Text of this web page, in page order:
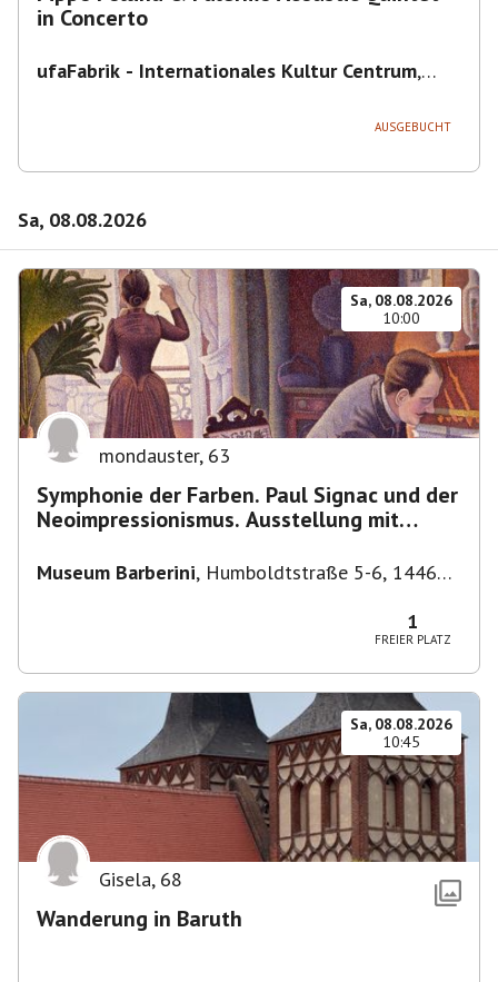
in Concerto
ufaFabrik - Internationales Kultur Centrum,
AUSGEBUCHT
Sa, 08.08.2026
Sa, 08.08.2026
10:00
mondauster, 63
Symphonie der Farben. Paul Signac und der
Neoimpressionismus. Ausstellung mit
Museum Barberini, Humboldtstraße 5-6, 14467
1
FREIER PLATZ
Sa, 08.08.2026
10:45
Gisela, 68
Wanderung in Baruth